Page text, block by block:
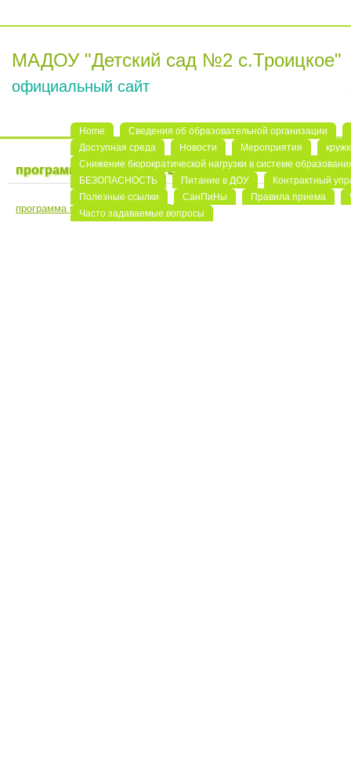
МАДОУ "Детский сад №2 с.Троицкое"
официальный сайт
Home
Сведения об образовательной организации
Доступная среда
Новости Мероприятия
Снижение бюрократической нагрузки в системе
БЕЗОПАСНОСТЬ
Питание в ДОУ
Контрактный
Полезные ссылки
СанПиНы Правила приема
Часто задаваемые вопросы
программа развития на 2019 — 2023 г.
программа развития на 2019 - 2023 г.